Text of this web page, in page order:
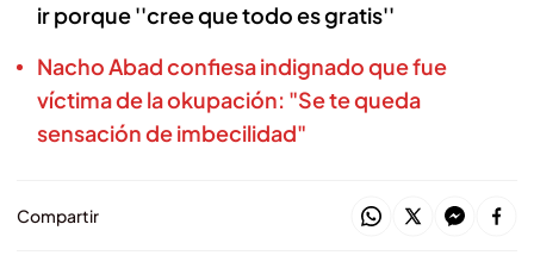
ir porque ''cree que todo es gratis''
Nacho Abad confiesa indignado que fue
víctima de la okupación: "Se te queda
sensación de imbecilidad"
Compartir